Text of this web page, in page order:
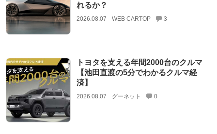
れるか？
2026.08.07 WEB CARTOP 3
トヨタを支える年間2000台のクルマ
【池田直渡の5分でわかるクルマ経
済】
2026.08.07 グーネット 0